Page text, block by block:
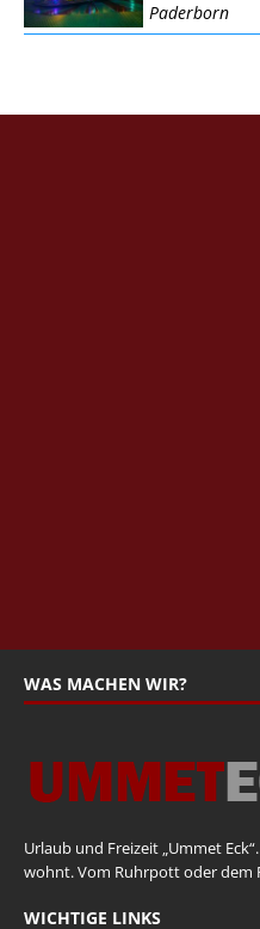
Paderborn
WAS MACHEN WIR?
Urlaub und Freizeit „Ummet
wohnt. Vom Ruhrpott oder dem
WICHTIGE LINKS